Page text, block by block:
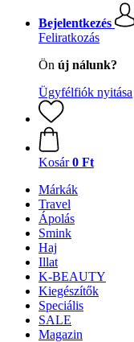
Bejelentkezés
Feliratkozás
Ön új nálunk?
Ügyfélfiók nyitása
Kosár 0 Ft
Márkák
Travel
Ápolás
Smink
Haj
Illat
K-BEAUTY
Kiegészítők
Speciális
SALE
Magazin